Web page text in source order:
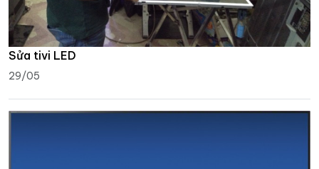
Sửa tivi LED
29/05